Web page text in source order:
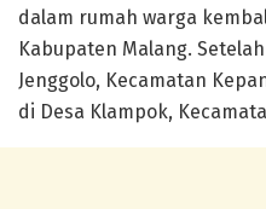
dalam rumah warga
Kabupaten Malang.
Jenggolo, Kecamatan
di Desa Klampok,